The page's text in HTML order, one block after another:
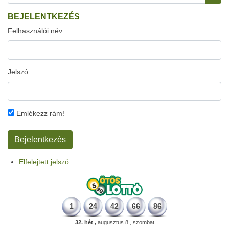
BEJELENTKEZÉS
Felhasználói név:
Jelszó
Emlékezz rám!
Elfelejtett jelszó
1 24 42 66 86
32. hét ,augusztus 8., szombat